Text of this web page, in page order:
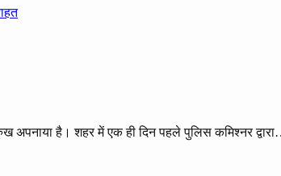
है। शहर में एक ही दिन पहले पुलिस कमिश्नर